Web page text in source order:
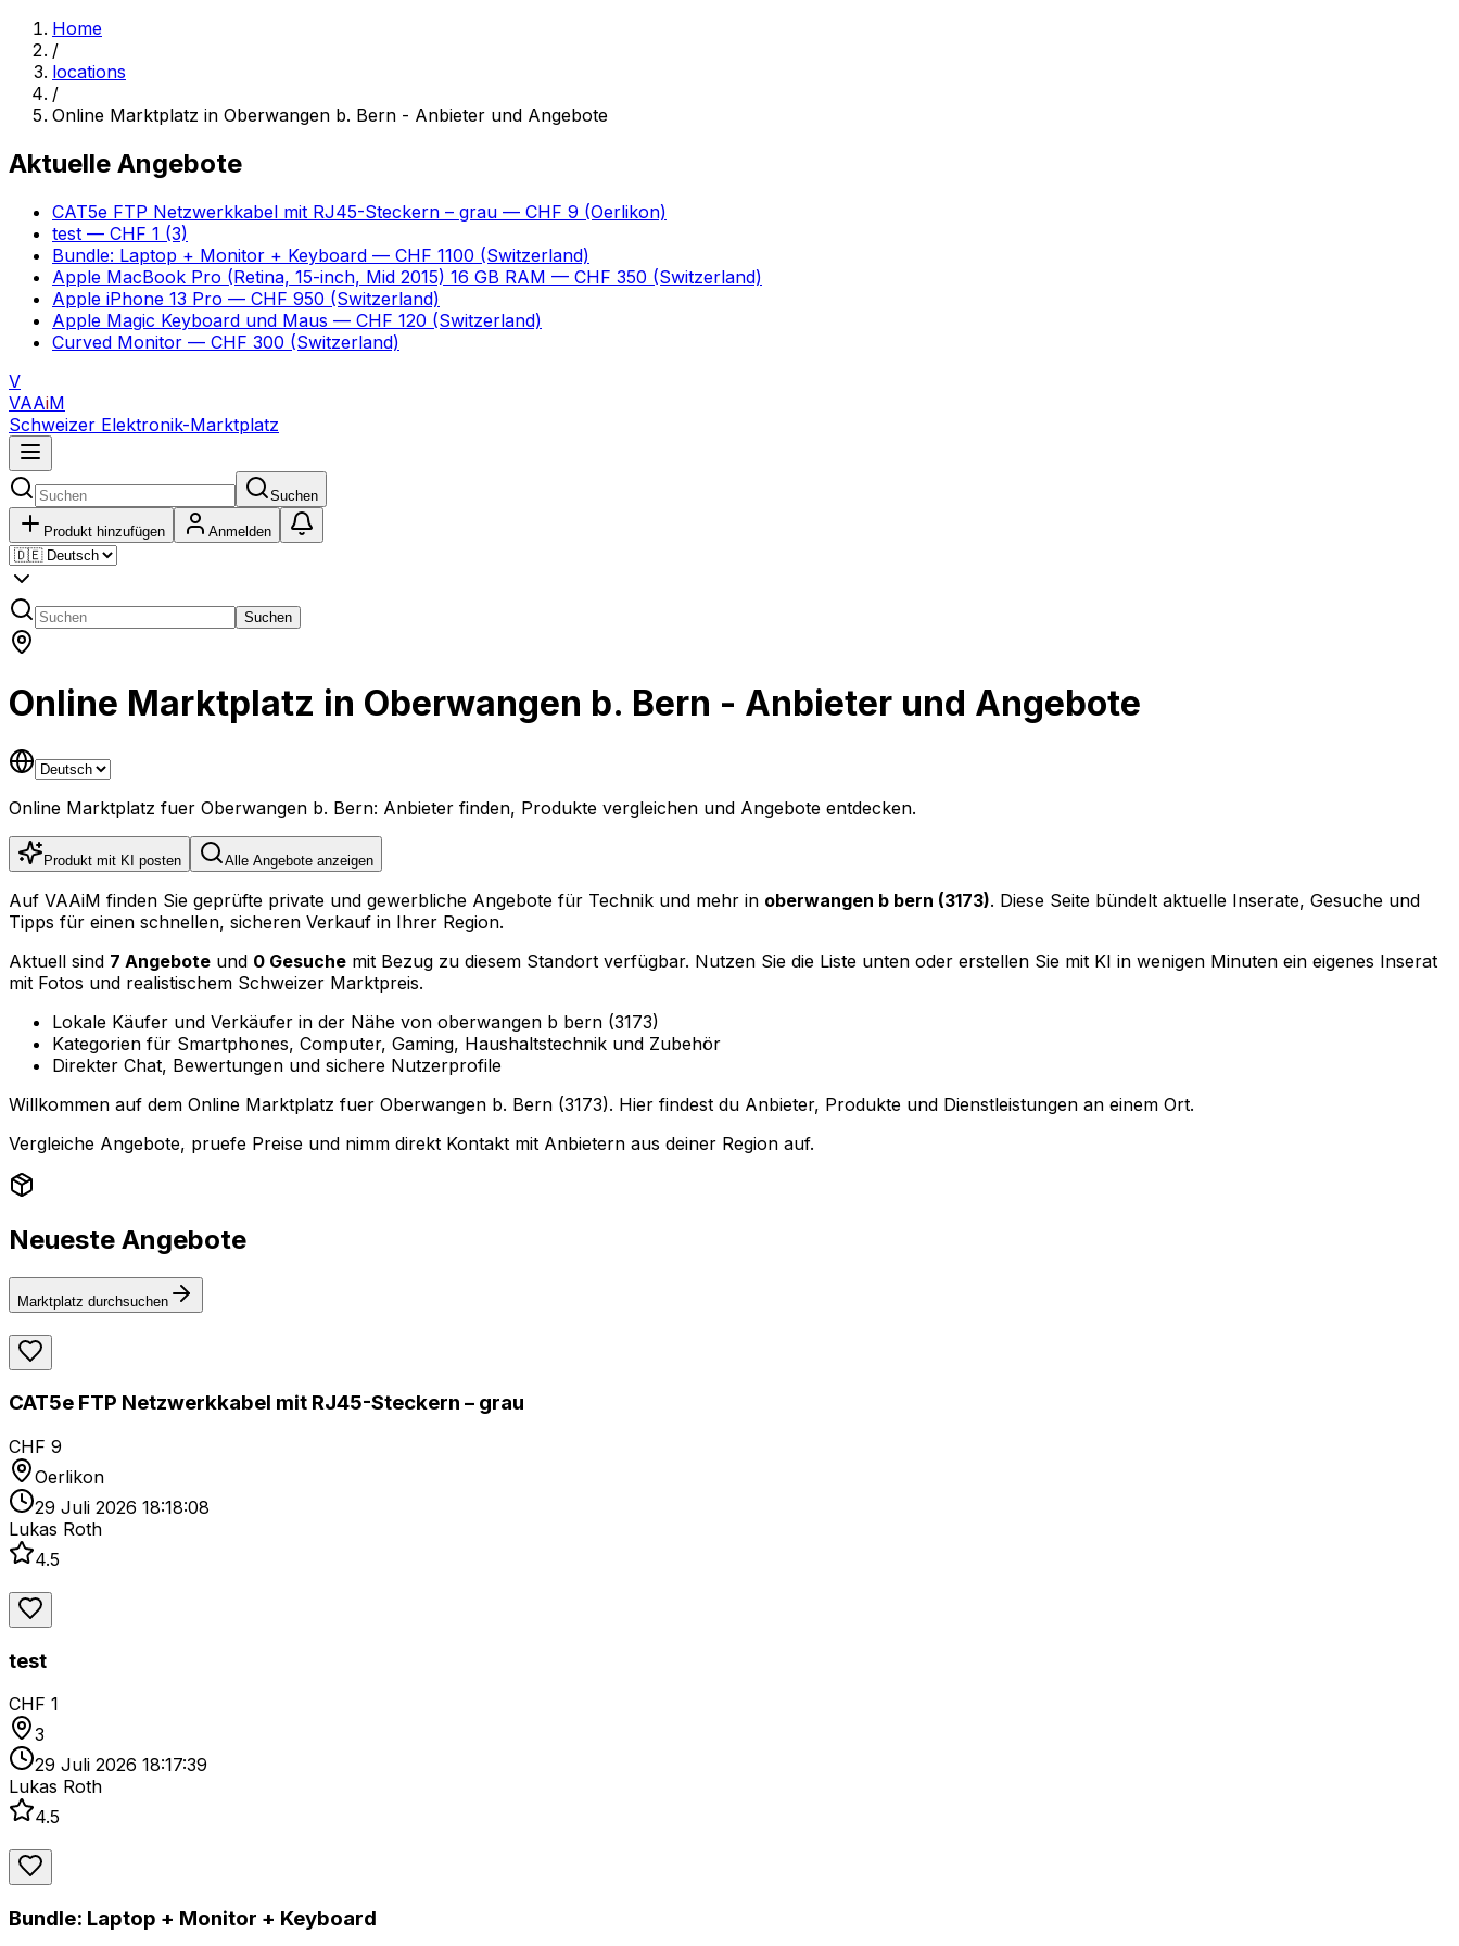
Home
/
locations
/
Online Marktplatz in Oberwangen b. Bern - Anbieter und Angebote
Aktuelle Angebote
CAT5e FTP Netzwerkkabel mit RJ45-Steckern – grau — CHF 9 (Oerlikon)
test — CHF 1 (3)
Bundle: Laptop + Monitor + Keyboard — CHF 1100 (Switzerland)
Apple MacBook Pro (Retina, 15-inch, Mid 2015) 16 GB RAM — CHF 350 (Switzerland)
Apple iPhone 13 Pro — CHF 950 (Switzerland)
Apple Magic Keyboard und Maus — CHF 120 (Switzerland)
Curved Monitor — CHF 300 (Switzerland)
V
VAAiM
Schweizer Elektronik-Marktplatz
Suchen
Produkt hinzufügen Anmelden
Suchen
Online Marktplatz in Oberwangen b. Bern - Anbieter und Angebote
Online Marktplatz fuer Oberwangen b. Bern: Anbieter finden, Produkte vergleichen und Angebote entdecken.
Produkt mit KI posten Alle Angebote anzeigen
Auf VAAiM finden Sie geprüfte private und gewerbliche Angebote für Technik und mehr in oberwangen b bern (3173). Diese Seite bündelt aktuelle Inserate, Gesuche und
Tipps für einen schnellen, sicheren Verkauf in Ihrer Region.
Aktuell sind 7 Angebote und 0 Gesuche mit Bezug zu diesem Standort verfügbar. Nutzen Sie die Liste unten oder erstellen Sie mit KI in wenigen Minuten ein eigenes Inserat
mit Fotos und realistischem Schweizer Marktpreis.
Lokale Käufer und Verkäufer in der Nähe von oberwangen b bern (3173)
Kategorien für Smartphones, Computer, Gaming, Haushaltstechnik und Zubehör
Direkter Chat, Bewertungen und sichere Nutzerprofile
Willkommen auf dem Online Marktplatz fuer Oberwangen b. Bern (3173). Hier findest du Anbieter, Produkte und Dienstleistungen an einem Ort.
Vergleiche Angebote, pruefe Preise und nimm direkt Kontakt mit Anbietern aus deiner Region auf.
Neueste Angebote
Marktplatz durchsuchen
CAT5e FTP Netzwerkkabel mit RJ45-Steckern – grau
CHF 9
Oerlikon
29 Juli 2026 18:18:08
Lukas Roth
4.5
test
CHF 1
3
29 Juli 2026 18:17:39
Lukas Roth
4.5
Bundle: Laptop + Monitor + Keyboard